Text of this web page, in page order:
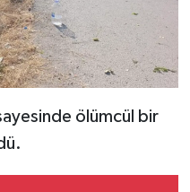
ölümcül bir